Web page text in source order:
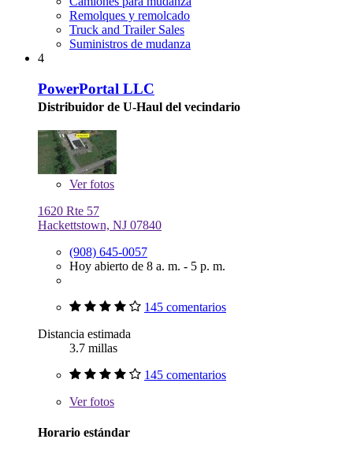
Remolques y remolcado
Truck and Trailer Sales
Suministros de mudanza
4
PowerPortal LLC
Distribuidor de U-Haul del vecindario
Verfotos
1620 Rte 57
Hackettstown, NJ 07840
(908) 645-0057
Hoy abierto de 8 a. m. - 5 p. m.
145 comentarios
Distancia estimada
3.7 millas
145 comentarios
Verfotos
Horario estándar